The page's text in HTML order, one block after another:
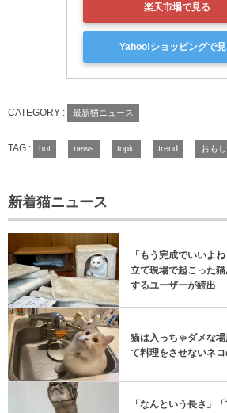
楽天市場で見る
Yahoo!ショッピングで
CATEGORY : 最新猫ニュース
TAG : hot news topic trend おも
新着猫ニュース
「もう完成でいいよ
立て現場で起こった
するユーザーが続出
猫は入っちゃダメな
て料理をさせないネ
「なんという長さ」